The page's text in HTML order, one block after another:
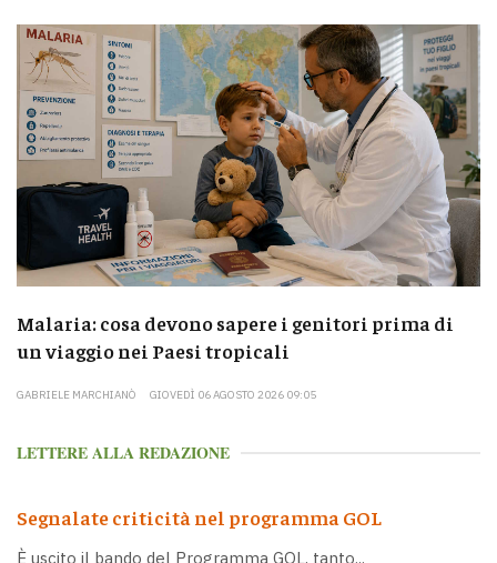
Malaria: cosa devono sapere i genitori prima di
un viaggio nei Paesi tropicali
GABRIELE MARCHIANÒ GIOVEDÌ 06 AGOSTO 2026 09:05
LETTERE ALLA REDAZIONE
Segnalate criticità nel programma GOL
È uscito il bando del Programma GOL, tanto...